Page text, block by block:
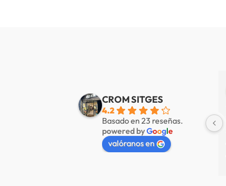
CROM SITGES
4.2
Basado en 23 reseñas.
powered byGoogle
valóranos en
hace 3 años
Nuestra tienda favorita en
Sitges, servicio de primer nivel.